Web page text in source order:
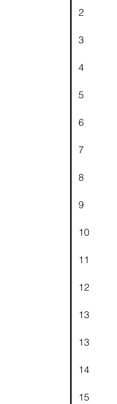
2
3
4
5
6
7
8
9
10
11
12
13
13
14
15